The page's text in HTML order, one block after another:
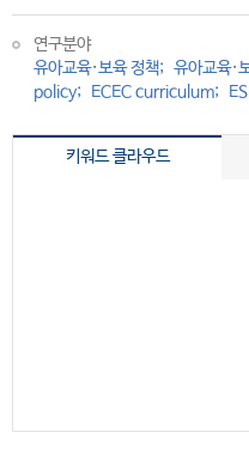
연구분야
유아교육·보육 정책
유아교육·
policy
ECEC curriculum
키워드 클라우드